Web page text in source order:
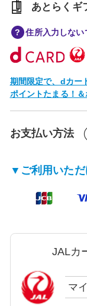
あとらくギ
住所入力しない
期間限定で、dカー
ポイントたまる！
お支払い方法
▼ご利用いただ
JALカ
マ